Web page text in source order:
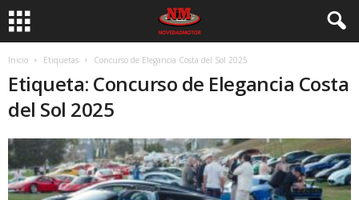
Inicio Etiquetas Concurso de Elegancia Costa del Sol 2025
Etiqueta: Concurso de Elegancia Costa
del Sol 2025